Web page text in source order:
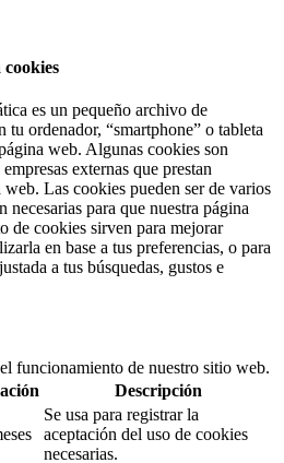
es un pequeño archivo de
tu ordenador, “smartphone” o tableta
web. Algunas cookies son
externas que prestan
Las cookies pueden ser de varios
necesarias para que nuestra página
de cookies sirven para mejorar
en base a tus preferencias, o para
a tus búsquedas, gustos e
funcionamiento de nuestro sitio web.
Descripción
Se usa para registrar la
aceptación del uso de cookies
necesarias.